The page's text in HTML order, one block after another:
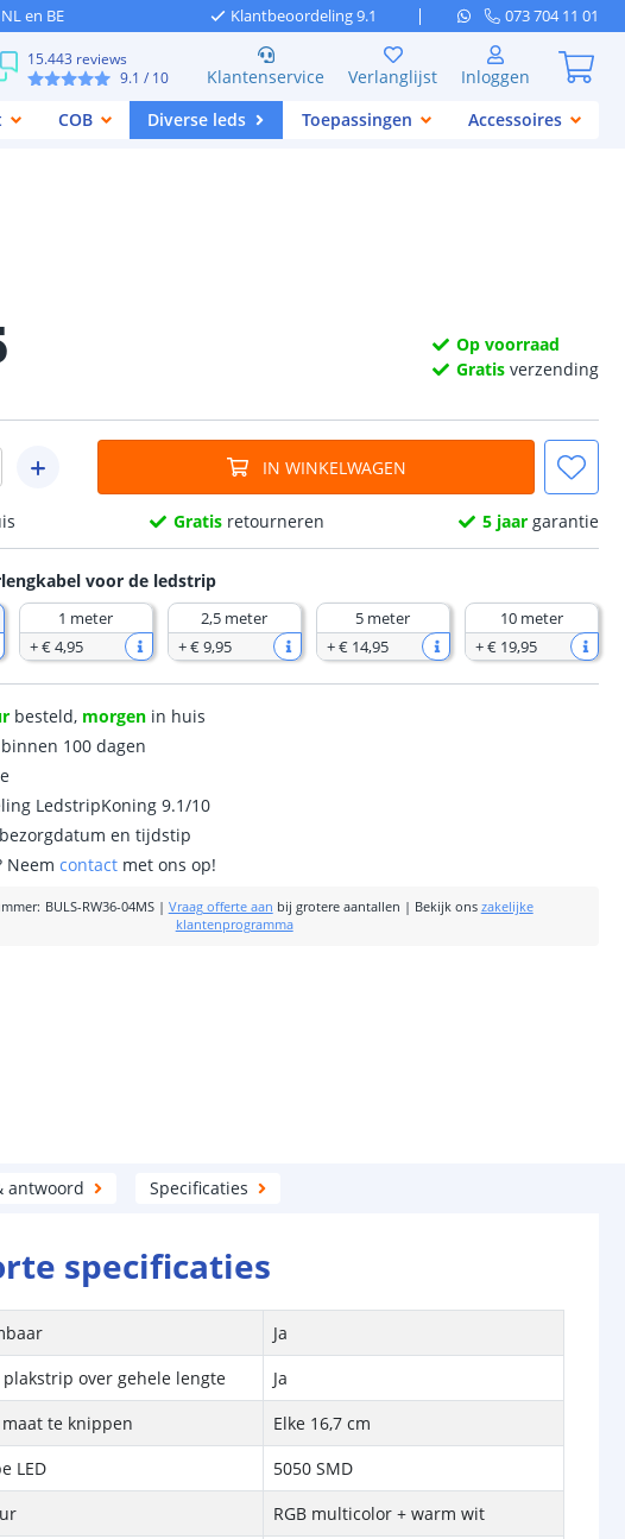
en BE Klantbeoordeling 9.1 073 704 11 01
15.443 reviews
9.1 / 10 Klantenservice Verlanglijst
Inloggen
COB Diverse leds Toepassingen Accessoires
Op voorraad
Gratis verzending
IN WINKELWAGEN
Gratis retourneren 5 jaargarantie
voor de ledstrip
1 meter
+€ 4,95
2,5 meter
+€ 9,95
5 meter
+€ 14,95
10 meter
+€ 19,95
besteld, morgen in huis
100 dagen
LedstripKoning 9.1/10
en tijdstip
Neemcontact met ons op!
: BULS-RW36-04MS| Vraag offerte aan bij grotere aantallen | Bekijk ons zakelijke
klantenprogramma
antwoord Specificaties
specificaties
Ja
plakstrip over gehele lengte
Ja
te knippen
Elke 16,7 cm
LED
5050 SMD
RGB multicolor + warm wit